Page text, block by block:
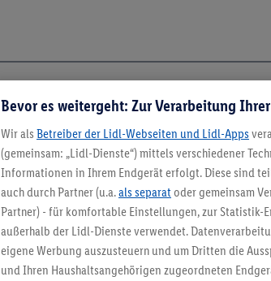
Bevor es weitergeht: Zur Verarbeitung
Wir als Betreiber der Lidl-Webseiten und Lidl-Apps
(gemeinsam: „Lidl-Dienste“) mittels verschiedener
Informationen in Ihrem Endgerät erfolgt. Diese sind
auch durch Partner (u.a.als separat oder gemeinsam
Partner) - für komfortable Einstellungen, zur
außerhalb der Lidl-Dienste verwendet.
eigene Werbung auszusteuern und um Dritten die
und Ihren Haushaltsangehörigen zugeordneten